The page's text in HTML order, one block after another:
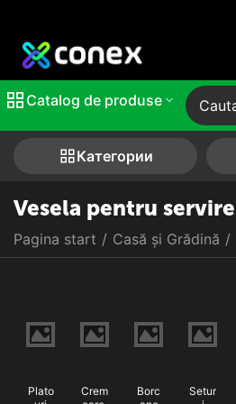
Catalog de produse
Категории
Vesela pentru servire
Pagina start / Casă și Grădină /
Plato
Crem
Borc
Setur